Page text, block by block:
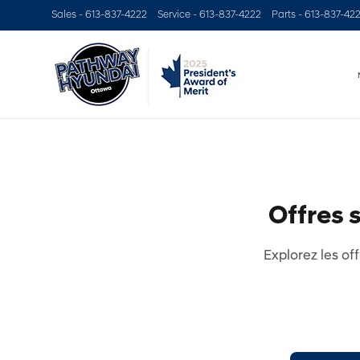
Sales - 613-837-4222 Service - 613-837-4222 Parts - 613-837-
Offres
Explorez les